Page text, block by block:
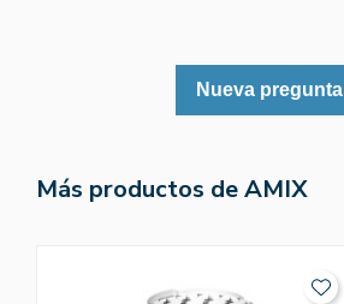
Nueva pregunta
Más productos de AMIX